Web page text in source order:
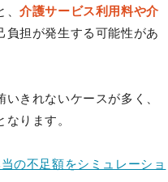
、介護サービス利用料や介
負担が発生する可能性があ
きれないケースが多く、
ります。
の不足額をシミュレーショ